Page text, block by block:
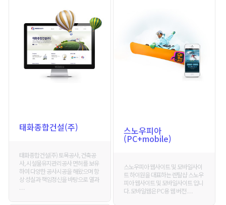
스노우피아
(PC+mobile)
스노우피아 웹사이트 및 모바일사이
트 하이원을 대표하는 렌탈샵 스노우
피아 웹사이트 및 모바일사이트 입니
다. 모바일웹은 PC용 웹 버전 . . .
태화종합건설(주)
태화종합건설(주) 토목공사, 건축공
사, 시설물유지관리공사 면허를 보유
하여 다양한 공사시공을 해왔으며 항
상 성실과 책임정신을 바탕으로 열과
. . .